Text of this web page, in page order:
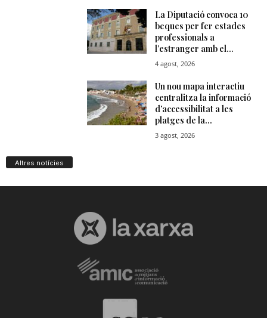
Altres notícies